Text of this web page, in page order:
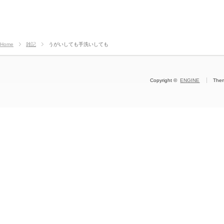
Home 雑記 うがいしても手洗いしても
Copyright ©ENGINE